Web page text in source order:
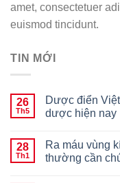
amet, consectetuer
euismod tincidunt.
TIN MỚI
26
Th5
Dược điển
dược hiện nay
28
Th1
Ra máu vùng
thường cần